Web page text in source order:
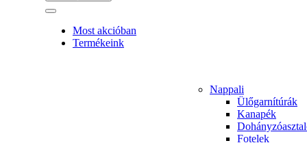
Most akcióban
Termékeink
Nappali
Ülőgarnítúrák
Kanapék
Fotelek